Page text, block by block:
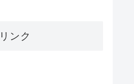
ンク